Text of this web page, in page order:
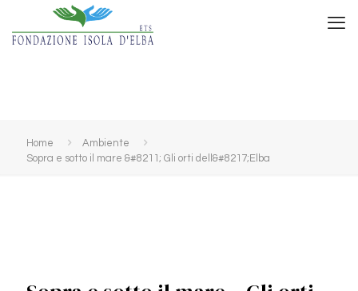
Home
Ambiente
Sopra e sotto il mare &#8211; Gli orti dell&#8217;Elba